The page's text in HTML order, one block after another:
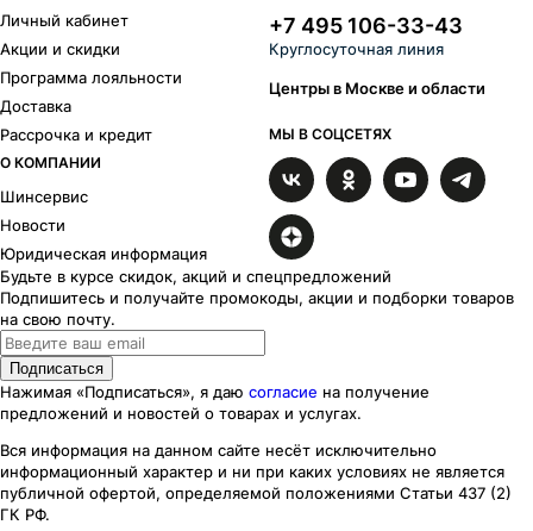
Личный кабинет
Акции и скидки
Программа лояльности
Доставка
Рассрочка и кредит
О КОМПАНИИ
Шинсервис
Новости
Юридическая информация
+7 495 106-33-43
Круглосуточная линия
Центры в Москве и области
МЫ В СОЦСЕТЯХ
Будьте в курсе скидок, акций и спецпредложений
Подпишитесь и получайте промокоды, акции и подборки товаров
на свою почту.
Подписаться
Нажимая «Подписаться», я даю согласие на получение
предложений и новостей о товарах и услугах.
Вся информация на данном сайте несёт исключительно
информационный характер и ни при каких условиях не является
публичной офертой, определяемой положениями Статьи 437 (2)
ГК РФ.